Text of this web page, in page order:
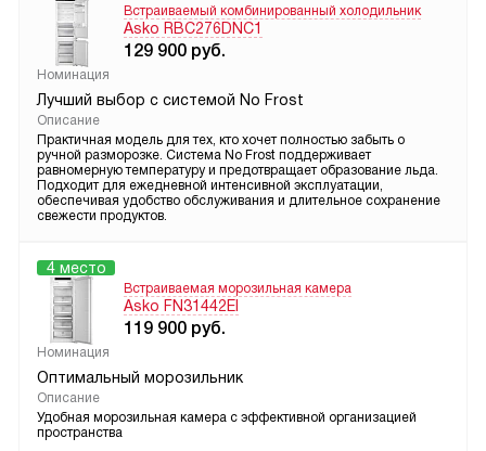
Встраиваемый комбинированный холодильник
Asko RBC276DNC1
129 900 руб.
Номинация
Лучший выбор с системой No Frost
Описание
Практичная модель для тех, кто хочет полностью забыть о
ручной разморозке. Система No Frost поддерживает
равномерную температуру и предотвращает образование льда.
Подходит для ежедневной интенсивной эксплуатации,
обеспечивая удобство обслуживания и длительное сохранение
свежести продуктов.
4 место
Встраиваемая морозильная камера
Asko FN31442EI
119 900 руб.
Номинация
Оптимальный морозильник
Описание
Удобная морозильная камера с эффективной организацией
пространства